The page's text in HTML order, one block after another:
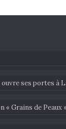
ses portes à
Grains de Peaux